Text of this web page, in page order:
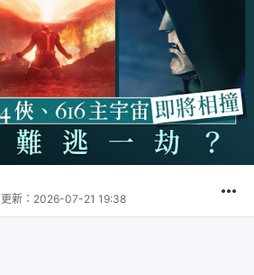
更新： 2026-07-21 19:38